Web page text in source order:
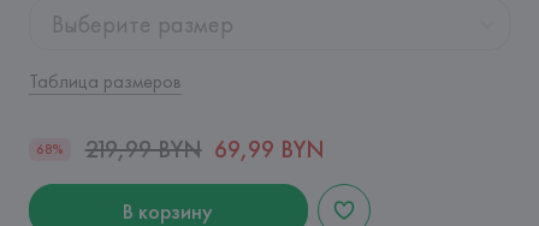
Выберите размер
Таблица размеров
68% 219,99 BYN 69,99 BYN
В корзину